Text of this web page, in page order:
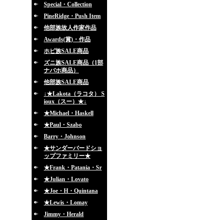
Special・Collection
PineRidge・Push Item
他部族故人作家作品
Awards(賞)・作品
ホピ族SALE商品
ズニ族SALE商品（1部
ナバホ商品）
他部族SALE商品
↓★Lakota（ラコタ） S
ioux（スー）★↓
★Michael・Haskell
★Paul・Szabo
Barry・Johnson
★サンダーバードショ
ップファミリー★
★Frank・Patania・Sr
★Julian・Lovato
★Joe・H・Quintana
★Lewis・Lomay
Jimmy・Herald